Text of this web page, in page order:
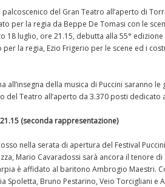
del Gran Teatro all’aperto di
per la regia da Beppe De Tomasi con le
18 luglio, ore 21.15, debutta alla 55° edizione
la regia, Ezio Frigerio per le scene ed i
all’insegna della musica di Puccini saranno
del Teatro all’aperto da 3.370 posti dedicato
(seconda rappresentazione)
nella serata di apertura del Festival
Mario Cavaradossi sarà ancora il tenore
è affidato al baritono Ambrogio Maestri.
Spoletta, Bruno Pestarino, Veio Torcigliani e